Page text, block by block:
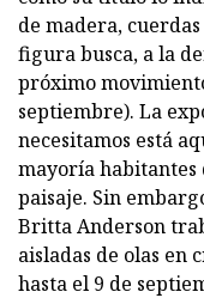
de madera,
figura busca, a la
próximo
septiembre). La
necesitamos está
mayoría habitantes
paisaje. Sin
Britta Anderson
aisladas de olas en
hasta el 9 de